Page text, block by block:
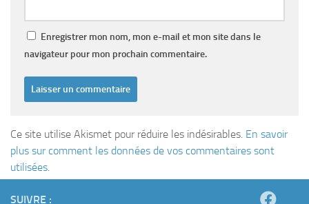
Enregistrer mon nom, mon e-mail et mon site dans le
navigateur pour mon prochain commentaire.
Ce site utilise Akismet pour réduire les indésirables. En savoir
plus sur comment les données de vos commentaires sont
utilisées.
SUIVRE :